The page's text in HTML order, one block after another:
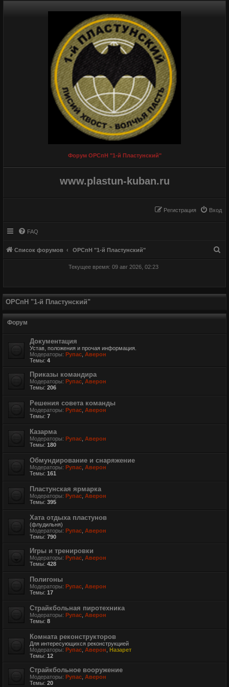
Форум ОРСпН "1-й Пластунский"
www.plastun-kuban.ru
Вход
Регистрация
FAQ
Список форумов ОРСпН "1-й Пластунский"
Текущее время: 09 авг 2026, 02:23
ОРСпН "1-й Пластунский"
Форум
Документация
Устав, положения и прочая информация.
Модераторы: Рупас Аверон
Темы: 4
Приказы командира
Модераторы: Рупас Аверон
Темы: 206
Решения совета команды
Модераторы: Рупас Аверон
Темы: 7
Казарма
Модераторы: Рупас Аверон
Темы: 180
Обмундирование и снаряжение
Модераторы: Рупас Аверон
Темы: 161
Пластунская ярмарка
Модераторы: Рупас Аверон
Темы: 395
Хата отдыха пластунов
(флудильня)
Модераторы: Рупас Аверон
Темы: 790
Игры и тренировки
Модераторы: Рупас Аверон
Темы: 428
Полигоны
Модераторы: Рупас Аверон
Темы: 17
Страйкбольная пиротехника
Модераторы: Рупас Аверон
Темы: 8
Комната реконструкторов
Для интересующихся реконструкцией
Модераторы: Рупас Аверон Назарет
Темы: 12
Страйкбольное вооружение
Модераторы: Рупас Аверон
Темы: 20